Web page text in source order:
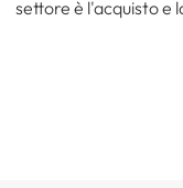
settore è l'acquisto e